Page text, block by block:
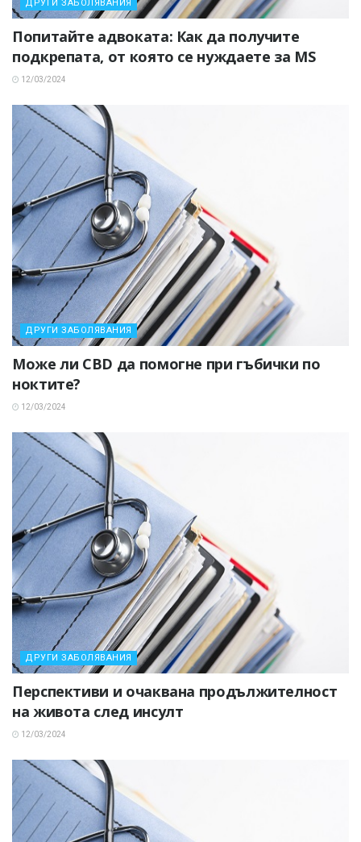
ДРУГИ ЗАБОЛЯВАНИЯ
Попитайте адвоката: Как да получите
подкрепата, от която се нуждаете за MS
12/03/2024
ДРУГИ ЗАБОЛЯВАНИЯ
Може ли CBD да помогне при гъбички по
ноктите?
12/03/2024
ДРУГИ ЗАБОЛЯВАНИЯ
Перспективи и очаквана продължителност
на живота след инсулт
12/03/2024